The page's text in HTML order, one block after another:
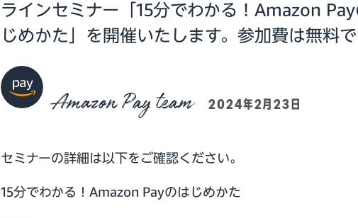
ラインセミナー「15分でわかる！Amazon
じめかた」を開催いたします。参加費は無料で
Amazon Pay team 2024年2月23日
セミナーの詳細は以下をご確認ください。
15分でわかる！Amazon Payのはじめかた